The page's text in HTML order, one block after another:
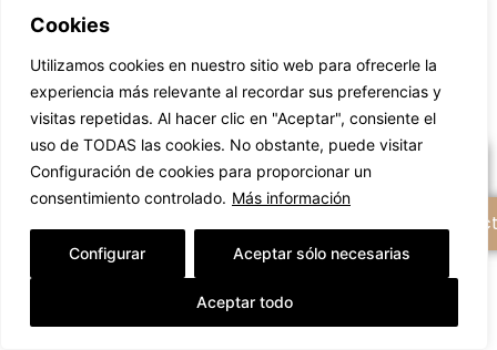
Cookies
Utilizamos cookies en nuestro sitio web para ofrecerle la
experiencia más relevante al recordar sus preferencias y
visitas repetidas. Al hacer clic en "Aceptar", consiente el
uso de TODAS las cookies. No obstante, puede visitar
Configuración de cookies para proporcionar un
consentimiento controlado. Más información
Configurar Aceptar sólo necesarias
Aceptar todo
Llámanos
WhatsAppeanos
Escríbenos un email
+ Opciones de